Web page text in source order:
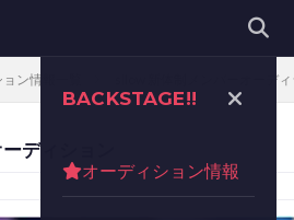
BACKSTAGE!!
オーディション情報
ン情報一覧 sllow 新体制メンバーオーデ
ディション